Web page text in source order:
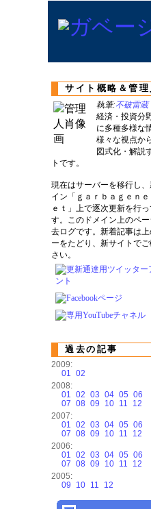
サイト概略＆管理
執筆:不破雷蔵
経済・投資分
に多種多様な
様々な視点か
図式化・解説
トです。
現在はサーバーを移行し、
イン「ｇａｒｂａｇｅｎｅ
ｅｔ」上で逐次更新を行っ
す。このドメイン上のペー
去ログです。新着記事は上
ーをたどり、新サイトで
さい。
過去の記事
2009:
01 02
2008:
01 02 03 04 05 06
07 08 09 10 11
12
2007:
01 02 03 04 05 06
07 08 09 10 11
12
2006:
01 02 03 04 05 06
07 08 09 10 11
12
2005:
09
10 11 12